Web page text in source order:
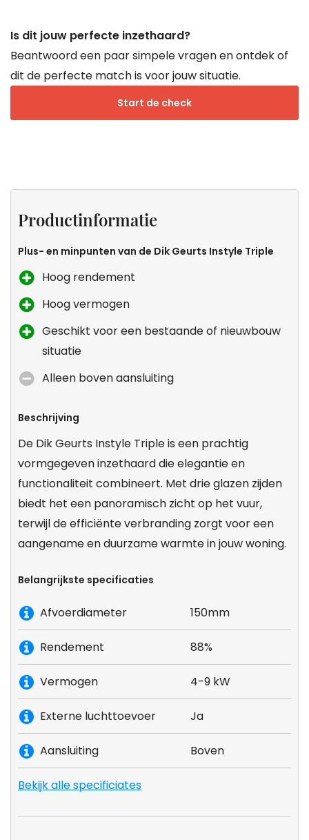
Is dit jouw perfecte inzethaard?
Beantwoord een paar simpele vragen en ontdek of
dit de perfecte match is voor jouw situatie.
Start de check
Productinformatie
Plus- en minpunten van de Dik Geurts Instyle Triple
Hoog rendement
Hoog vermogen
Geschikt voor een bestaande of nieuwbouw
situatie
Alleen boven aansluiting
Beschrijving
De Dik Geurts Instyle Triple is een prachtig
vormgegeven inzethaard die elegantie en
functionaliteit combineert. Met drie glazen zijden
biedt het een panoramisch zicht op het vuur,
terwijl de efficiënte verbranding zorgt voor een
aangename en duurzame warmte in jouw woning.
Belangrijkste specificaties
Afvoerdiameter 150mm
Rendement 88%
Vermogen 4-9 kW
Externe luchttoevoer Ja
Aansluiting Boven
Bekijk alle specificiates